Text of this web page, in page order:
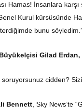
Hamas! İnsanlara
Kurul kürsüsünde
bunu
Gilad Erdan,
soruyorsunuz cidden?
Bennett, Sky News’te